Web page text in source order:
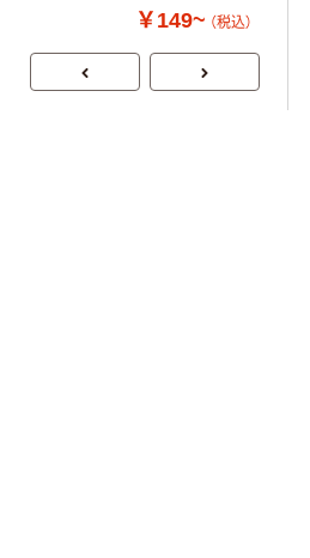
FSC認証 シング
企画 オリジナル
￥149~ （税込）